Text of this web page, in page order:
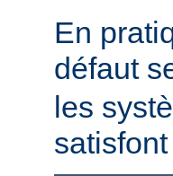
En
défaut
les